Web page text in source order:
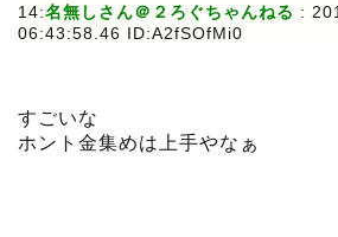
14:名無しさん＠２ろぐちゃんねる :
06:43:58.46 ID:A2fSOfMi0
すごいな
ホント金集めは上手やなぁ